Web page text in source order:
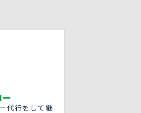
代行をして継